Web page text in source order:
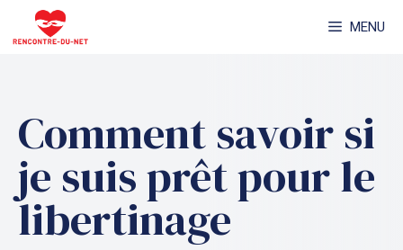
au
MENU
Comment savoir si
je suis prêt pour le
libertinage